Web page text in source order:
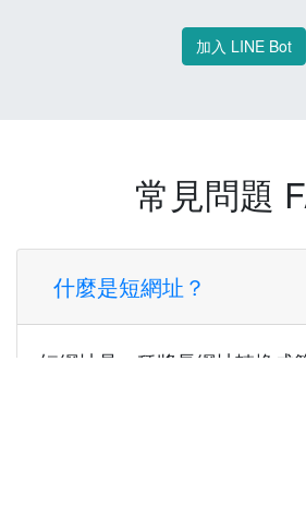
加入 LINE Bot
常見問題
什麼是短網址？
短網址是一種將長網址轉換成